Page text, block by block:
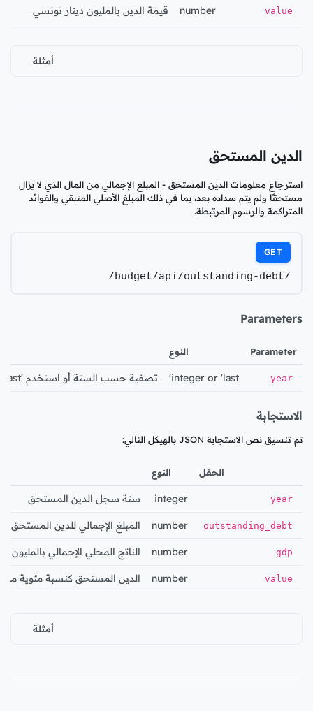
value
number قيمة الدين بالمليون دينار تونسي
أمثلة
الدين المستحق
استرجاع معلومات الدين المستحق - المبلغ الإجمالي من المال الذي لا يزال
مستحقًا ولم يتم سداده بعد، بما في ذلك المبلغ الأصلي المتبقي والفوائد
المتراكمة والرسوم المرتبطة.
GET
/budget/api/outstanding-debt/
Parameters
Parameter النوع
year
integer or 'last' تصفية حسب السنة أو استخدم 'last' لأحدث سنة
الاستجابة
تم تنسيق نص الاستجابة JSON بالهيكل التالي:
الحقل النوع
year
integer سنة سجل الدين المستحق
outstanding_debt
number المبلغ الإجمالي للدين المستحق
gdp
number الناتج المحلي الإجمالي بالمليون
value
number الدين المستحق كنسبة مئوية من
أمثلة